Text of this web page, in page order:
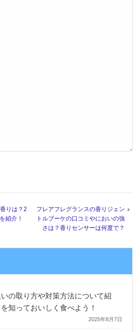
りは？2
紹介！
フレアフレグランスの香りジェン
トルブーケの口コミやにおいの強
さは？香りセンサーは何度で？
の取り方や対策方法について紹
知っておいしく食べよう！
2025年8月7日